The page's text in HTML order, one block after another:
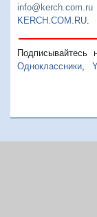
info@kerch.com.ru
KERCH.COM.RU
Одноклассники